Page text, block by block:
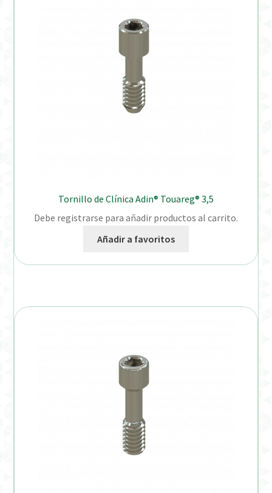
Tornillo de Clínica Adin® Touareg® 3,5
Debe registrarse para añadir productos al carrito.
Añadir a favoritos